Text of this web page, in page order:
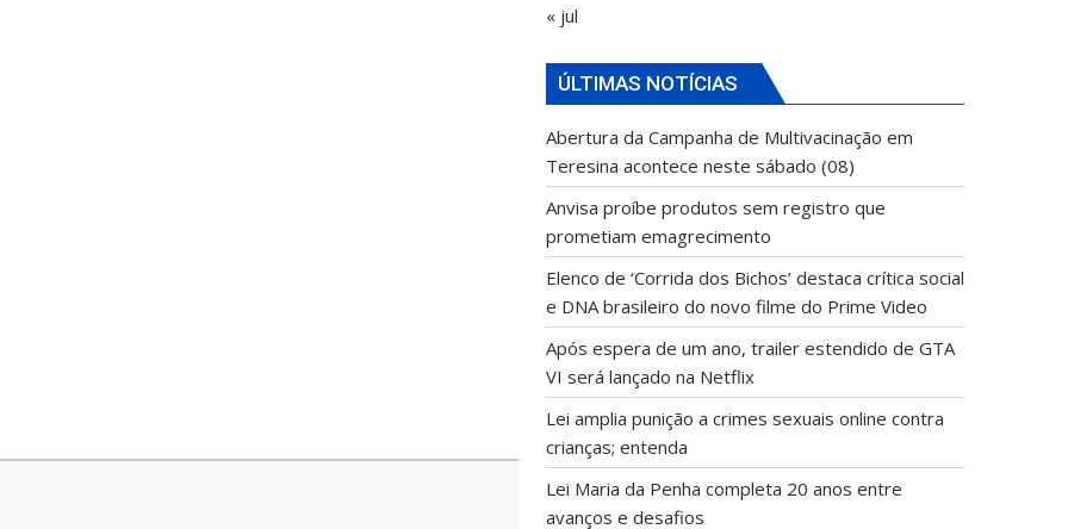
« jul
ÚLTIMAS NOTÍCIAS
Abertura da Campanha de Multivacinação em
Teresina acontece neste sábado (08)
Anvisa proíbe produtos sem registro que
prometiam emagrecimento
Elenco de ‘Corrida dos Bichos’ destaca crítica social
e DNA brasileiro do novo filme do Prime Video
Após espera de um ano, trailer estendido de GTA
VI será lançado na Netflix
Lei amplia punição a crimes sexuais online contra
crianças; entenda
Lei Maria da Penha completa 20 anos entre
avanços e desafios